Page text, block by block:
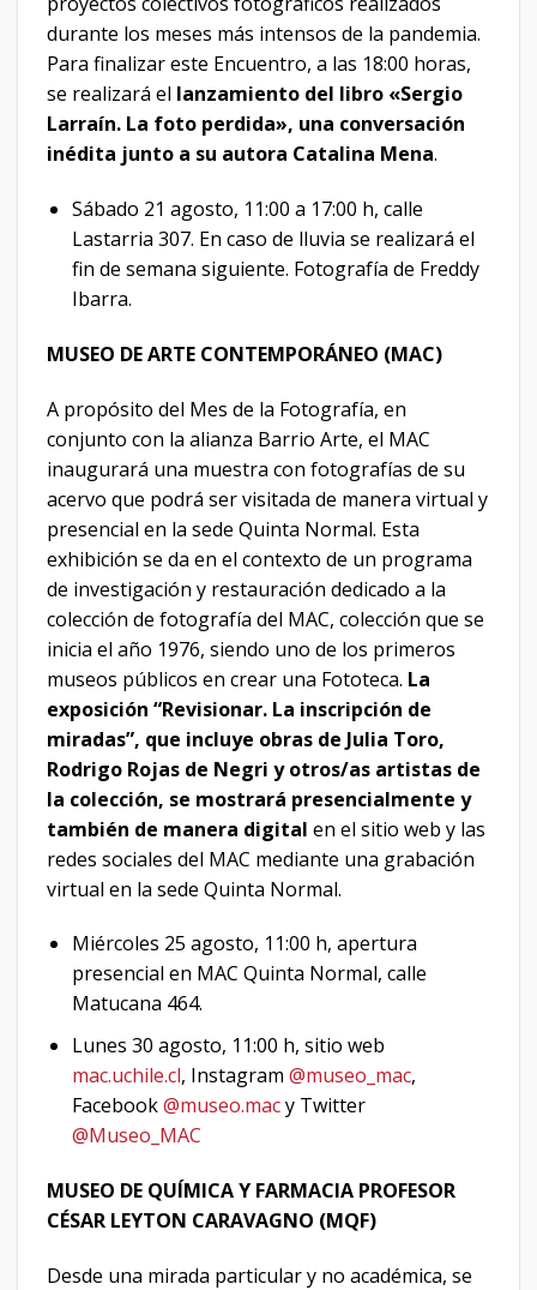
durante los meses más intensos de la pandemia.
Para finalizar este Encuentro, a las 18:00 horas,
se realizará el lanzamiento del libro «Sergio
Larraín. La foto perdida», una conversación
inédita junto a su autora Catalina Mena.
Sábado 21 agosto, 11:00 a 17:00 h, calle
Lastarria 307. En caso de lluvia se realizará el
fin de semana siguiente. Fotografía de Freddy
Ibarra.
MUSEO DE ARTE CONTEMPORÁNEO (MAC)
A propósito del Mes de la Fotografía, en
conjunto con la alianza Barrio Arte, el MAC
inaugurará una muestra con fotografías de su
acervo que podrá ser visitada de manera virtual y
presencial en la sede Quinta Normal. Esta
exhibición se da en el contexto de un programa
de investigación y restauración dedicado a la
colección de fotografía del MAC, colección que se
inicia el año 1976, siendo uno de los primeros
museos públicos en crear una Fototeca. La
exposición “Revisionar. La inscripción de
miradas”, que incluye obras de Julia Toro,
Rodrigo Rojas de Negri y otros/as artistas de
la colección, se mostrará presencialmente y
también de manera digital en el sitio web y las
redes sociales del MAC mediante una grabación
virtual en la sede Quinta Normal.
Miércoles 25 agosto, 11:00 h, apertura
presencial en MAC Quinta Normal, calle
Matucana 464.
Lunes 30 agosto, 11:00 h, sitio web
mac.uchile.cl, Instagram @museo_mac,
Facebook@museo.macy Twitter
@Museo_MAC
MUSEO DE QUÍMICA Y FARMACIA PROFESOR
CÉSAR LEYTON CARAVAGNO (MQF)
Desde una mirada particular y no académica, se